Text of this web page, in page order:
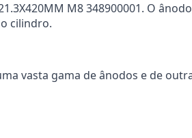
M8 348900001. O
cilindro.
vasta gama de ânodos e de